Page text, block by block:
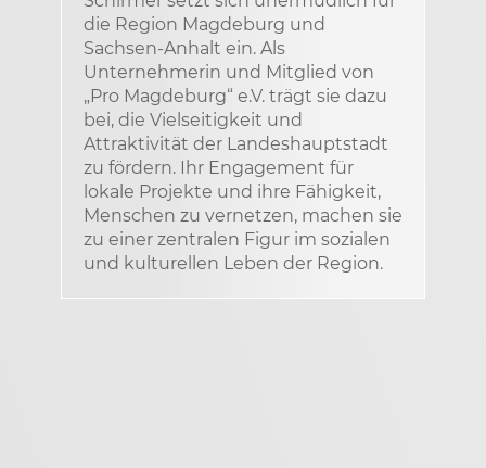
die Region Magdeburg und
Sachsen-Anhalt ein. Als
Unternehmerin und Mitglied von
„Pro Magdeburg“ e.V. trägt sie dazu
bei, die Vielseitigkeit und
Attraktivität der Landeshauptstadt
zu fördern. Ihr Engagement für
lokale Projekte und ihre Fähigkeit,
Menschen zu vernetzen, machen sie
zu einer zentralen Figur im sozialen
und kulturellen Leben der Region.